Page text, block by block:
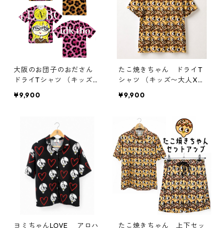
大阪のお団子のおださん
ドライTシャツ （キッズ〜
¥9,900
たこ焼きちゃん ドライT
シャツ （キッズ〜大人X
¥9,900
ヨミちゃんLOVE アロハ
たこ焼きちゃん 上下セッ